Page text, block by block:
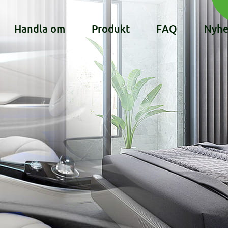
Handla om Produkt FAQ